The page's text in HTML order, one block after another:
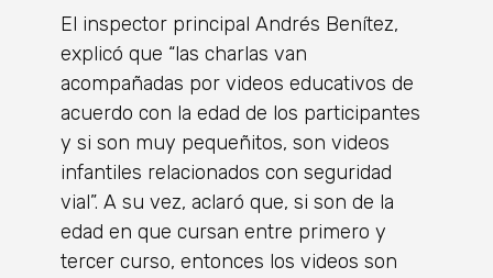
El inspector principal Andrés Benítez,
explicó que “las charlas van
acompañadas por videos educativos de
acuerdo con la edad de los participantes
y si son muy pequeñitos, son videos
infantiles relacionados con seguridad
vial”. A su vez, aclaró que, si son de la
edad en que cursan entre primero y
tercer curso, entonces los videos son